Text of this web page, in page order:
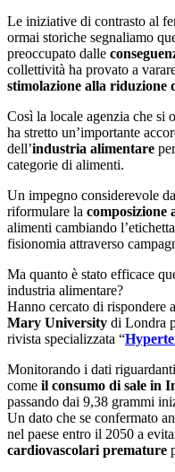
Le iniziative di contrasto al
ormai storiche segnaliamo
preoccupato dalle
collettività ha provato a
stimolazione alla riduzione
Così la locale agenzia che si
ha stretto un’importante
dell’industria alimentare
categorie di alimenti.
Un impegno considerevole
riformulare la composizione
alimenti cambiando
fisionomia attraverso
Ma quanto è stato efficace
industria alimentare?
Hanno cercato di rispondere
Mary University di Londra
rivista specializzata “
Monitorando i dati
come il consumo di sale in
passando dai 9,38 grammi
Un dato che se confermato
nel paese entro il 2050 a
cardiovascolari premature